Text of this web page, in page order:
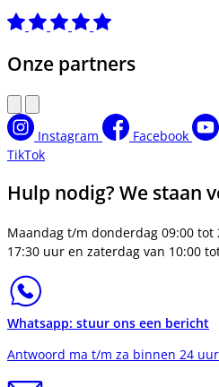
Onze partners
Instagram Facebook
TikTok
Hulp nodig? We staan
Maandag t/m donderdag 09:00
17:30 uur en zaterdag van 10:00
Whatsapp: stuur ons een bericht
Antwoord ma t/m za binnen 24 uur